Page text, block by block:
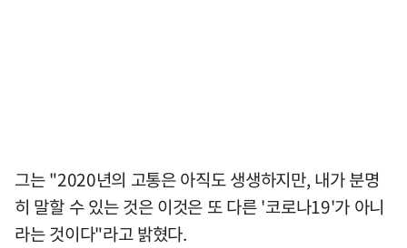
그는 "2020년의 고통은 아직도 생생하지만, 내가 분명
히 말할 수 있는 것은 이것은 또 다른 '코로나19'가 아니
라는 것이다"라고 밝혔다.